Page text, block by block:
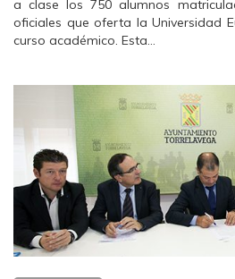
a clase los 750 alumnos
oficiales que oferta la Universidad
curso académico. Esta…